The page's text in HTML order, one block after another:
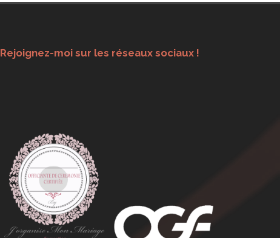
Rejoignez-moi sur les réseaux sociaux !